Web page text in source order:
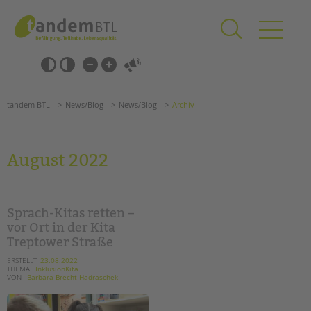
springen
Barrierefrei-
Einstellungen
überspringen
überspringen
Grundschulen
Förderzentren
Kollegs
EFöB
Schulbezogene Sozialarbeit
Tagesgruppen
HILFEN ZUR ERZIEHUNG
Suchen
tandem BTL News/Blog News/Blog Archiv
August 2022
Sprach-Kitas retten –
vor Ort in der Kita
Treptower Straße
ERSTELLT 23.08.2022
THEMA
InklusionKita
VON
Barbara Brecht-Hadraschek